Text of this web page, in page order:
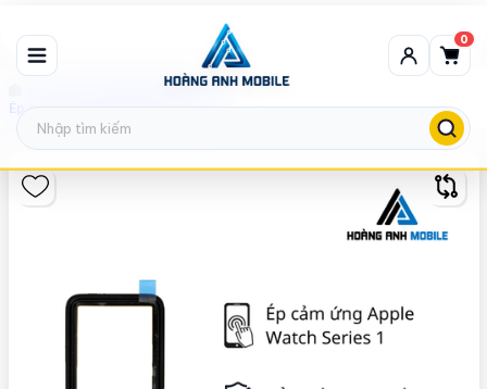
0
Ép cảm ứng Apple Watch
Ép cảm ứng Apple Watch Series 1